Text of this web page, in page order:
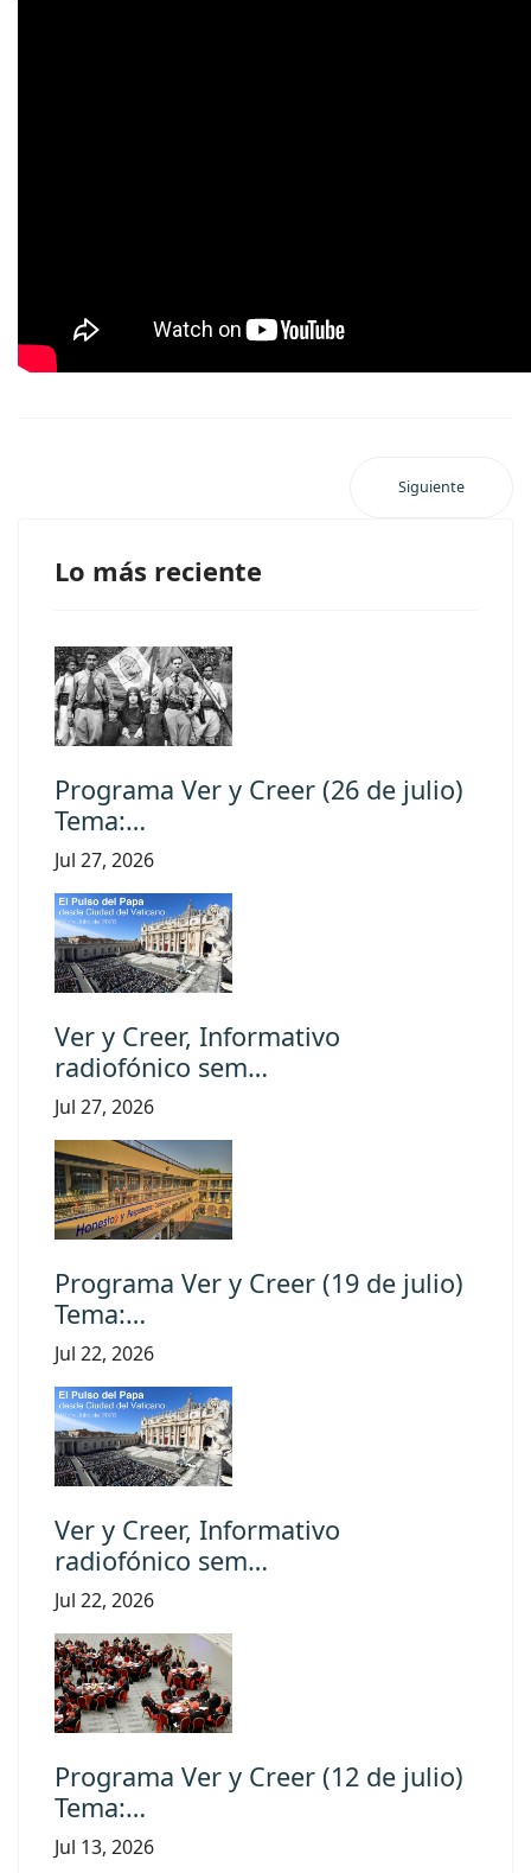
Siguiente
Lo más reciente
Programa Ver y Creer (26 de julio)
Tema:…
Jul 27, 2026
Ver y Creer, Informativo
radiofónico sem…
Jul 27, 2026
Programa Ver y Creer (19 de julio)
Tema:…
Jul 22, 2026
Ver y Creer, Informativo
radiofónico sem…
Jul 22, 2026
Programa Ver y Creer (12 de julio)
Tema:…
Jul 13, 2026